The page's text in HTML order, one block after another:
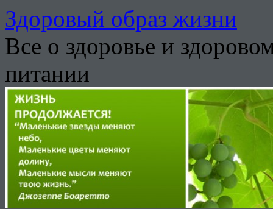
Здоровый образ жизни
Все о здоровье и
питании